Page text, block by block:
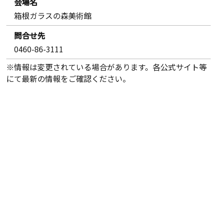
箱根ガラスの森美術館
問合せ先
0460-86-3111
※情報は変更されている場合があります。各公式サイト等
にて最新の情報をご確認ください。